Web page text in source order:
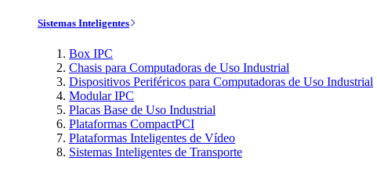
Sistemas Inteligentes
Box IPC
Chasis para Computadoras de Uso Industrial
Dispositivos Periféricos para Computadoras de Uso Industrial
Modular IPC
Placas Base de Uso Industrial
Plataformas CompactPCI
Plataformas Inteligentes de Vídeo
Sistemas Inteligentes de Transporte